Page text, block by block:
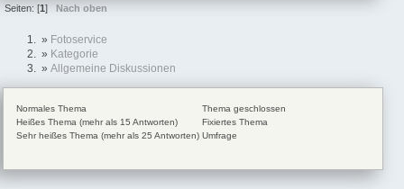
Seiten: [1] Nach oben
» Fotoservice
» Kategorie
» Allgemeine Diskussionen
Normales Thema
Heißes Thema (mehr als 15 Antworten)
Sehr heißes Thema (mehr als 25 Antworten)
Thema geschlossen
Fixiertes Thema
Umfrage